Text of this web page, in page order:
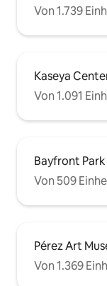
Von 1.739
Kaseya
Von 1.091
Bayfront Park
Von 509
Pérez Art
Von 1.369